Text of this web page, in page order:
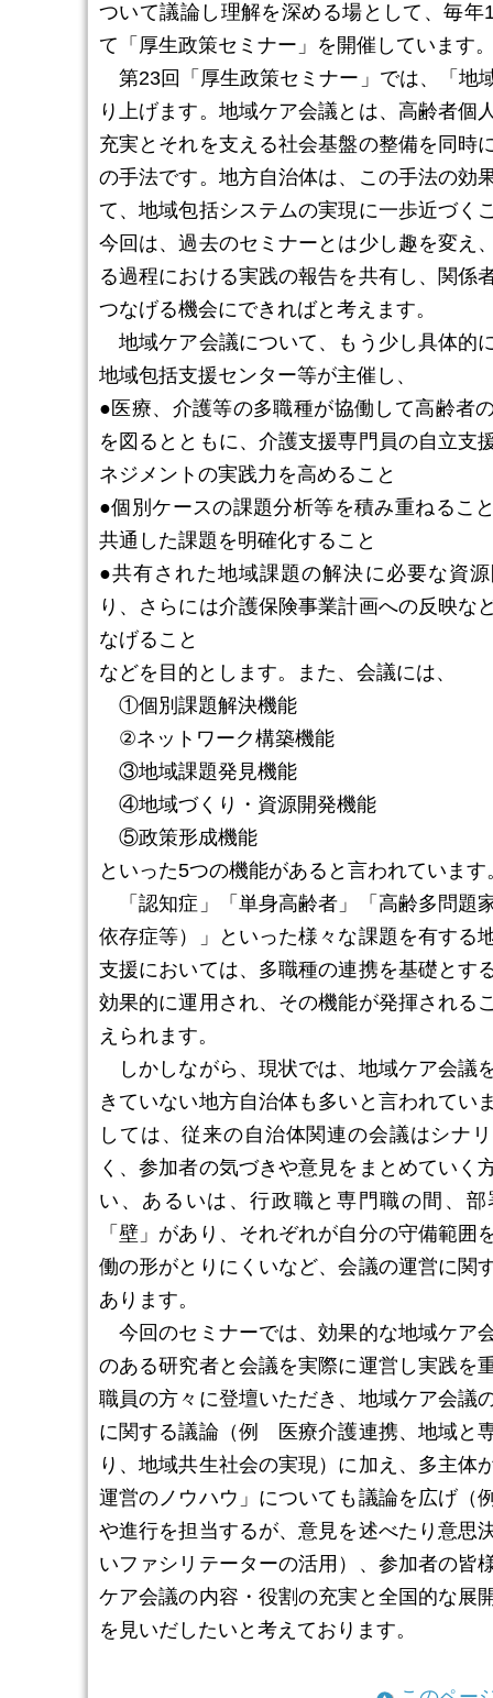
ついて議論し理解を深める場として、毎年
て「厚生政策セミナー」を開催しています
第23回「厚生政策セミナー」では、「地
り上げます。地域ケア会議とは、高齢者個
充実とそれを支える社会基盤の整備を同時
の手法です。地方自治体は、この手法の効
て、地域包括システムの実現に一歩近づく
今回は、過去のセミナーとは少し趣を変え
る過程における実践の報告を共有し、関係
つなげる機会にできればと考えます。
地域ケア会議について、もう少し具体的
地域包括支援センター等が主催し、
●医療、介護等の多職種が協働して高齢者
を図るとともに、介護支援専門員の自立支
ネジメントの実践力を高めること
●個別ケースの課題分析等を積み重ねるこ
共通した課題を明確化すること
●共有された地域課題の解決に必要な資
り、さらには介護保険事業計画への反映な
なげること
などを目的とします。また、会議には、
①個別課題解決機能
②ネットワーク構築機能
③地域課題発見機能
④地域づくり・資源開発機能
⑤政策形成機能
といった5つの機能があると言われています
「認知症」「単身高齢者」「高齢多問題
依存症等）」といった様々な課題を有する
支援においては、多職種の連携を基礎とす
効果的に運用され、その機能が発揮される
えられます。
しかしながら、現状では、地域ケア会議
きていない地方自治体も多いと言われてい
しては、従来の自治体関連の会議はシナ
く、参加者の気づきや意見をまとめていく
い、あるいは、行政職と専門職の間、
「壁」があり、それぞれが自分の守備範囲
働の形がとりにくいなど、会議の運営に関
あります。
今回のセミナーでは、効果的な地域ケア
のある研究者と会議を実際に運営し実践を
職員の方々に登壇いただき、地域ケア会議
に関する議論（例 医療介護連携、地域と
り、地域共生社会の実現）に加え、多主体
運営のノウハウ」についても議論を広げ
や進行を担当するが、意見を述べたり意思
いファシリテーターの活用）、参加者の皆
ケア会議の内容・役割の充実と全国的な展
を見いだしたいと考えております。